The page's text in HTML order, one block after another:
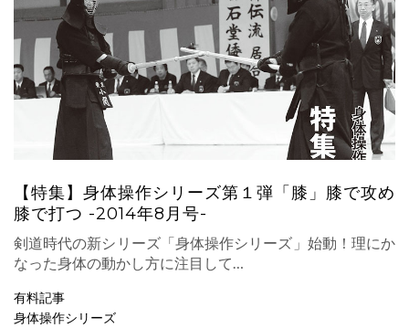
【特集】身体操作シリーズ第１弾「膝」膝で攻め
膝で打つ -2014年8月号-
剣道時代の新シリーズ「身体操作シリーズ」始動！理にか
なった身体の動かし方に注目して…
有料記事
身体操作シリーズ